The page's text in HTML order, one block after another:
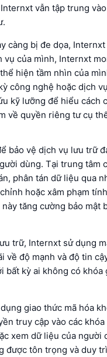
vẫn tập trung
càng bị đe dọa,
của mình, Internxt
hiện tầm nhìn của
công nghệ hoặc dịch
kỹ lưỡng để hiểu cách
về quyền riêng tư cụ
bảo vệ dịch vụ lưu trữ
dùng. Tại trung tâm
phân tán dữ liệu qua
hoặc xâm phạm
tăng cường bảo mật
trữ, Internxt sử dụng
độ mạnh và độ tin
kỳ ai không có khóa
giao thức mã hóa
truy cập vào các khóa
xem dữ liệu của người
được tôn trọng và duy